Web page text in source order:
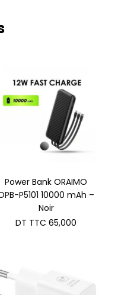
Power Bank ORAIMO
P5101 10000 mAh –
Noir
DT TTC 65,000